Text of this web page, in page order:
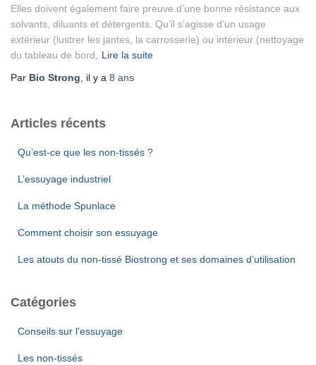
Elles doivent également faire preuve d’une bonne résistance aux
solvants, diluants et détergents. Qu’il s’agisse d’un usage
extérieur (lustrer les jantes, la carrosserie) ou intérieur (nettoyage
du tableau de bord, Lire la suite
Par Bio Strong, il y a 8 ans
Articles récents
Qu’est-ce que les non-tissés ?
L’essuyage industriel
La méthode Spunlace
Comment choisir son essuyage
Les atouts du non-tissé Biostrong et ses domaines d’utilisation
Catégories
Conseils sur l'essuyage
Les non-tissés